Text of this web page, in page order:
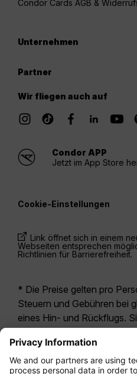
Condor Cards AGB &
Unternehmen
Partner
Wir fliegen auch auf
Condor APP
Jetzt im App Store
Cookie-Einstellungen
Link öffnet sich in einem
Webseiten entsprechen
Richtlinien für Barrierefreiheit.
* Die Preise gelten pro
Steuern und Gebühren bei
eines Hin- und Rückflugs.
möglicherweise nicht mehr
Economy Class